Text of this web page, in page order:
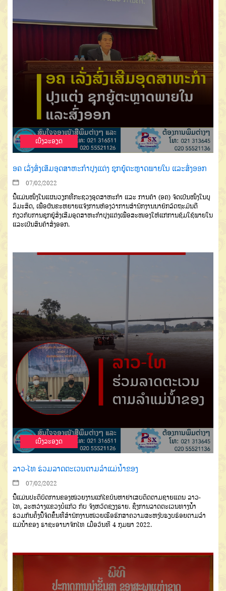
ເບີ່ງລະອຽດ
ອຄ ເລັ່ງສົ່ງເສີມອຸດສາຫະກໍາປຸງແຕ່ງ ຊຸກຍູ້ຕະຫຼາດພາຍໃນ ແລະສົ່ງອອກ
07/02/2022
ນີ້ແມ່ນໜຶ່ງໃນແຜນວຽກທີ່ກະຊວງອຸດສາຫະກໍາ ແລະ ການຄ້າ (ອຄ) ຈັດເປັນໜຶ່ງໃນບຸ
ລິມະສິດ, ເພື່ອຜັນຂະຫຍາຍແຈ້ງການຫ້ອງວ່າການສໍານັກງານນາຍົກລັດຖະມົນຕີ
ກ່ຽວກັບການຊຸກຍູ້ສົ່ງເສີມອຸດສາຫະກໍາປຸງແຕ່ງເພື່ອສະໜອງໃຫ້ແກ່ການຊົມໃຊ້ພາຍໃນ
ແລະເປັນສິນຄ້າສົ່ງອອກ.
ເບີ່ງລະອຽດ
ລາວ-ໄທ ຮ່ວມລາດຕະເວນຕາມລຳແມ່ນໍ້າຂອງ
07/02/2022
ນີ້ແມ່ນປະຕິບັດການຂອງໜ່ວຍງານແກ້ໄຂບັນຫາຢາເສບຕິດຕາມຊາຍແດນ ລາວ-
ໄທ, ລະຫວ່າງແຂວງບໍ່ແກ້ວ ກັບ ຈັງຫວັດຊຽງຣາຍ. ຊຶ່ງການລາດຕະເວນທາງນໍ້າ
ຮ່ວມກັນຄັ້ງນີ້ຈັດຂຶ້ນທີ່ສຳນັກງານໜ່ວຍເຮືອຮັກສາຄວາມສະຫງົບຮຽບຮ້ອຍຕາມລຳ
ແມ່ນໍ້າຂອງ ຣາຊະອານາຈັກໄທ ເມື່ອວັນທີ 4 ກຸມພາ 2022.